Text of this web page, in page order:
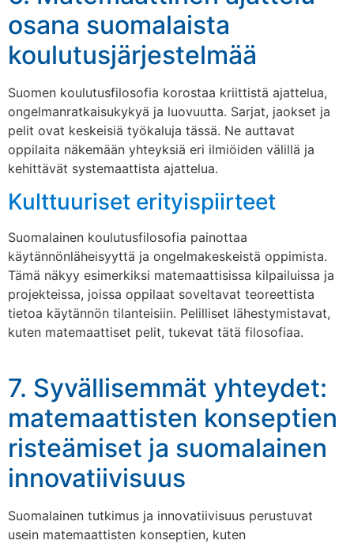
osana suomalaista
koulutusjärjestelmää
Suomen koulutusfilosofia korostaa kriittistä ajattelua,
ongelmanratkaisukykyä ja luovuutta. Sarjat, jaokset ja
pelit ovat keskeisiä työkaluja tässä. Ne auttavat
oppilaita näkemään yhteyksiä eri ilmiöiden välillä ja
kehittävät systemaattista ajattelua.
Kulttuuriset erityispiirteet
Suomalainen koulutusfilosofia painottaa
käytännönläheisyyttä ja ongelmakeskeistä oppimista.
Tämä näkyy esimerkiksi matemaattisissa kilpailuissa ja
projekteissa, joissa oppilaat soveltavat teoreettista
tietoa käytännön tilanteisiin. Pelilliset lähestymistavat,
kuten matemaattiset pelit, tukevat tätä filosofiaa.
7. Syvällisemmät yhteydet:
matemaattisten konseptien
risteämiset ja suomalainen
innovatiivisuus
Suomalainen tutkimus ja innovatiivisuus perustuvat
usein matemaattisten konseptien, kuten